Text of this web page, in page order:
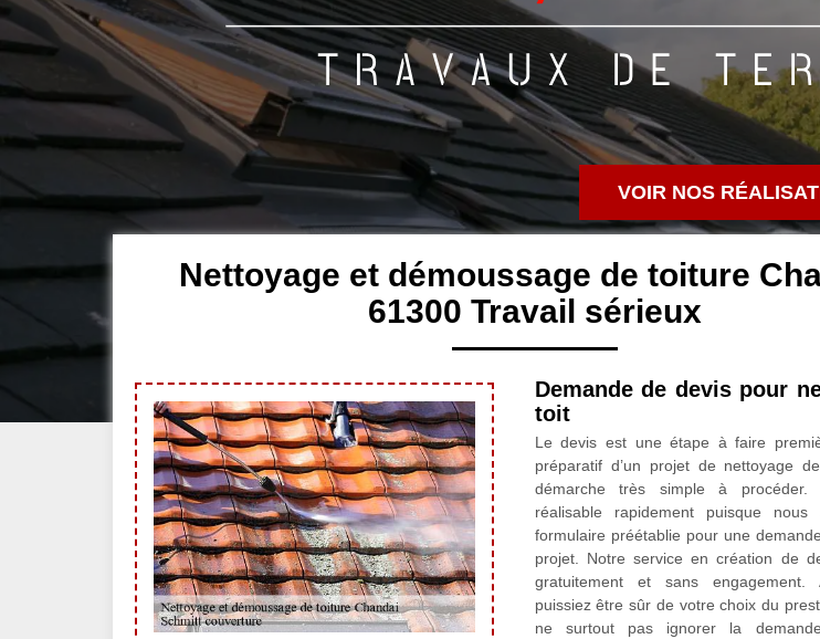
VOIR NOS
Nettoyage et démoussage de toiture
61300 Travail sérieux
Demande de devis pour
toit
Le devis est une étape à faire
préparatif d’un projet de nettoyage
démarche très simple à procéder.
réalisable rapidement puisque
formulaire préétablie pour une
projet. Notre service en création de
gratuitement et sans
puissiez être sûr de votre choix du
ne surtout pas ignorer la